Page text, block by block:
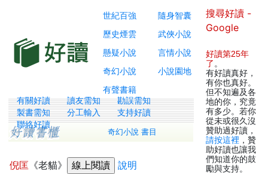
世紀百強
隨身智囊
歷史煙雲
武俠小說
懸疑小說
言情小說
奇幻小說
小說園地
有聲書籍
有關好讀 讀友需知
勘誤需知
製書需知
分工輸入
支持好讀
聯絡好讀
奇幻小說 書目
倪匡 《老貓》 說明
搜尋好讀 -
Google
好讀第25年
了 。
有好讀真好，
有你也真好。
但不知遍及各
地的你，究竟
有多少。若你
從未或很久沒
贊助過好讀，
請按這裡 ，贊
助好讀也讓我
們知道你的鼓
勵與支持。